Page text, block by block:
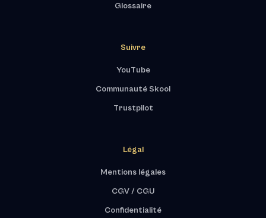
Glossaire
Suivre
YouTube
Communauté Skool
Trustpilot
Légal
Mentions légales
CGV / CGU
Confidentialité